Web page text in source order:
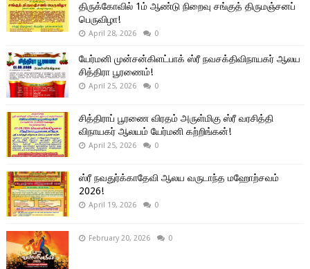
திருக்கோவில் 1ம் ஆண்டு நிறைவு சங்குத் திருமஞ்சனப்
பெருவிழா!
April 28, 2026 0
யேர்மனி முன்சன்கிளட்பாக் ஸ்ரீ நவசக்திவிநாயகர் ஆலய
சித்திரா பூரணைம்!
April 25, 2026 0
சித்திராப் பூரணை விரதம் அருள்மிகு ஸ்ரீ வரசித்தி
விநாயகர் ஆலயம் யேர்மனி கற்றிங்கன்!
April 25, 2026 0
ஸ்ரீ நவதுர்க்காதேவி ஆலய வருடாந்த மஹோற்சவம்
2026!
April 19, 2026 0
February 20, 2026 0